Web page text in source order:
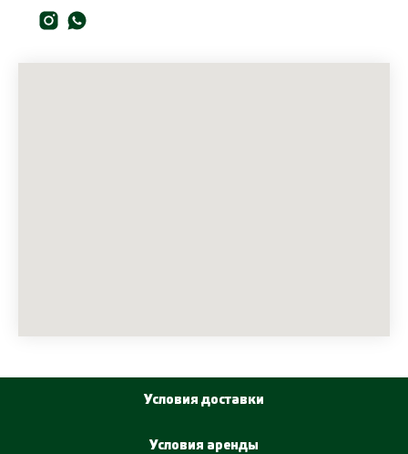
Условия доставки
Условия аренды